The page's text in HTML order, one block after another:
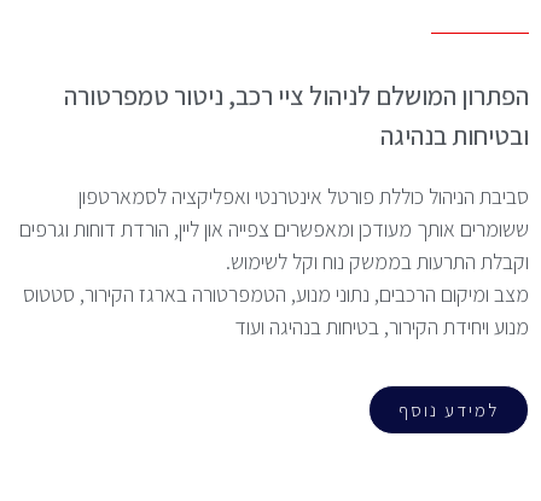
הפתרון המושלם לניהול ציי רכב, ניטור טמפרטורה
ובטיחות בנהיגה
סביבת הניהול כוללת פורטל אינטרנטי ואפליקציה לסמארטפון
ששומרים אותך מעודכן ומאפשרים צפייה און ליין, הורדת דוחות וגרפים
וקבלת התרעות בממשק נוח וקל לשימוש.
מצב ומיקום הרכבים, נתוני מנוע, הטמפרטורה בארגז הקירור, סטטוס
מנוע ויחידת הקירור, בטיחות בנהיגה ועוד
למידע נוסף